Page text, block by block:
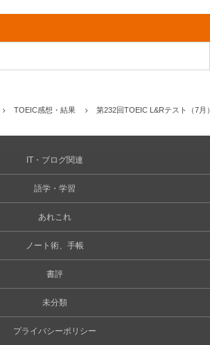
TOEIC感想・結果 第232回TOEIC L&Rテスト（7月
IT・ブログ関連
語学・学習
あれこれ
ノート術、手帳
書評
未分類
プライバシーポリシー